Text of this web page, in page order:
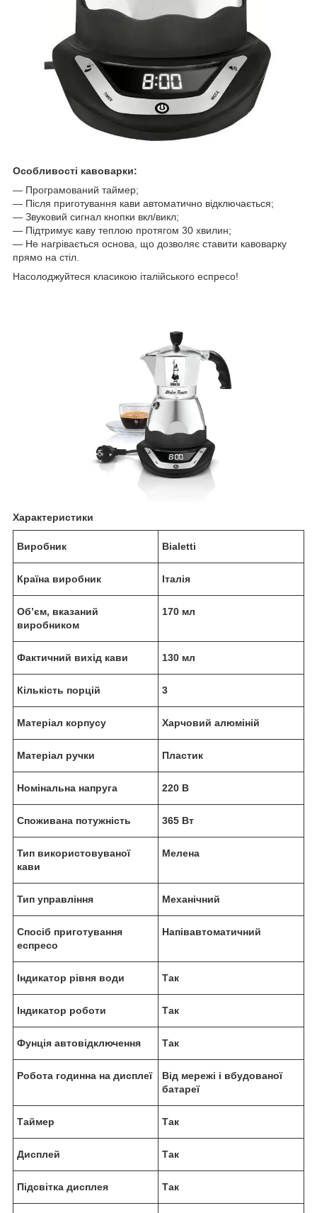
Особливості кавоварки:
— Програмований таймер;
— Після приготування кави автоматично відключається;
— Звуковий сигнал кнопки вкл/викл;
— Підтримує каву теплою протягом 30 хвилин;
— Не нагрівається основа, що дозволяє ставити кавоварку
прямо на стіл.
Насолоджуйтеся класикою італійського еспресо!
Характеристики
Виробник Bialetti
Країна виробник Італія
Об’єм, вказаний
виробником
170 мл
Фактичний вихід кави 130 мл
Кількість порцій 3
Матеріал корпусу Харчовий алюміній
Матеріал ручки Пластик
Номінальна напруга 220 В
Споживана потужність 365 Вт
Тип використовуваної
кави
Мелена
Тип управління Механічний
Спосіб приготування
еспресо
Напівавтоматичний
Індикатор рівня води Так
Індикатор роботи Так
Фунція автовідключення Так
Робота годинна на дисплеї
Від мережі і вбудованої
батареї
Таймер Так
Дисплей Так
Підсвітка дисплея Так